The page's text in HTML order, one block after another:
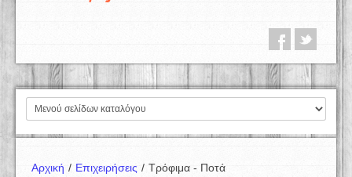
Αρχική / Επιχειρήσεις / Τρόφιμα - Ποτά